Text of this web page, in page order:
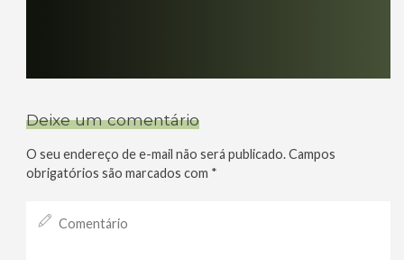
Deixe um comentário
O seu endereço de e-mail não será publicado.Campos
obrigatórios são marcados com *